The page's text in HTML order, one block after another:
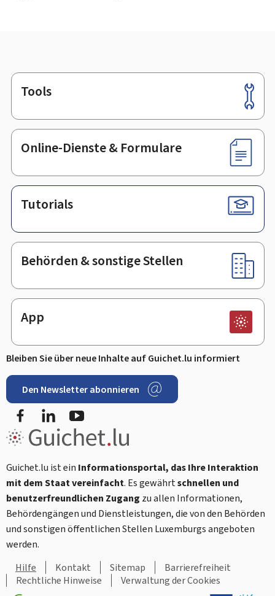
Footer
Tools
Online-Dienste & Formulare
Tutorials
Behörden & sonstige Stellen
App
Bleiben Sie über neue Inhalte auf Guichet.lu informiert
Den Newsletter abonnieren
FacebookLinkedIn
Guichet.lu ist ein Informationsportal, das Ihre Interaktion
mit dem Staat vereinfacht. Es gewährtschnellen und
benutzerfreundlichen Zugang zu allen Informationen,
Behördengängen und Dienstleistungen, die von den Behörden
und sonstigen öffentlichen Stellen Luxemburgs angeboten
werden.
Hilfe
Kontakt Sitemap
Barrierefreiheit
Rechtliche Hinweise
Verwaltung der Cookies